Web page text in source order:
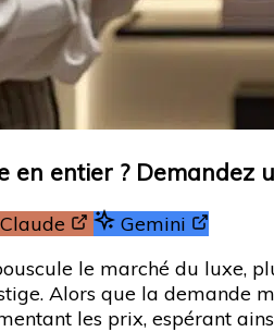
en entier ? Demandez
Claude
Gemini
le marché du luxe,
Alors que la demande
les prix, espérant